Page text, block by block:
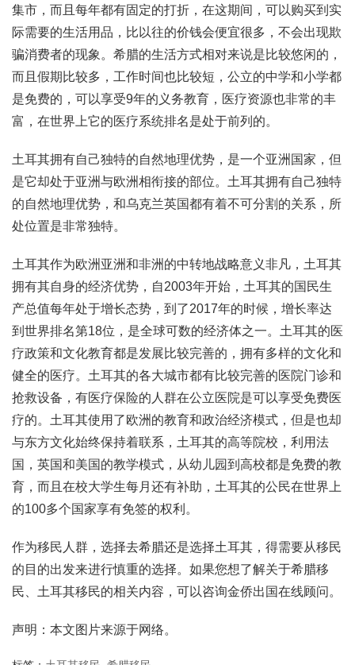
集市，而且每年都有固定的打折，在这期间，可以购买到实
际需要的生活用品，比以往的价钱会便宜很多，不会出现欺
骗消费者的现象。希腊的生活方式相对来说是比较悠闲的，
而且假期比较多，工作时间也比较短，公立的中学和小学都
是免费的，可以享受9年的义务教育，医疗资源也非常的丰
富，在世界上它的医疗系统排名是处于前列的。
土耳其拥有自己独特的自然地理优势，是一个亚洲国家，但
是它却处于亚洲与欧洲相衔接的部位。土耳其拥有自己独特
的自然地理优势，和乌克兰英国都有着不可分割的关系，所
处位置是非常独特。
土耳其作为欧洲亚洲和非洲的中转地战略意义非凡，土耳其
拥有其自身的经济优势，自2003年开始，土耳其的国民生
产总值每年处于增长态势，到了2017年的时候，增长率达
到世界排名第18位，是全球可数的经济体之一。土耳其的医
疗政策和文化教育都是发展比较完善的，拥有多样的文化和
健全的医疗。土耳其的各大城市都有比较完善的医院门诊和
抢救设备，有医疗保险的人群在公立医院是可以享受免费医
疗的。土耳其使用了欧洲的教育和政治经济模式，但是也却
与东方文化始终保持着联系，土耳其的高等院校，利用法
国，英国和美国的教学模式，从幼儿园到高校都是免费的教
育，而且在校大学生每月还有补助，土耳其的公民在世界上
的100多个国家享有免签的权利。
作为移民人群，选择去希腊还是选择土耳其，得需要从移民
的目的出发来进行慎重的选择。如果您想了解关于希腊移
民、土耳其移民的相关内容，可以咨询金侨出国在线顾问。
声明：本文图片来源于网络。